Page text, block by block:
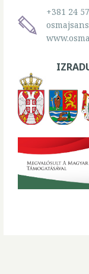
+381 24